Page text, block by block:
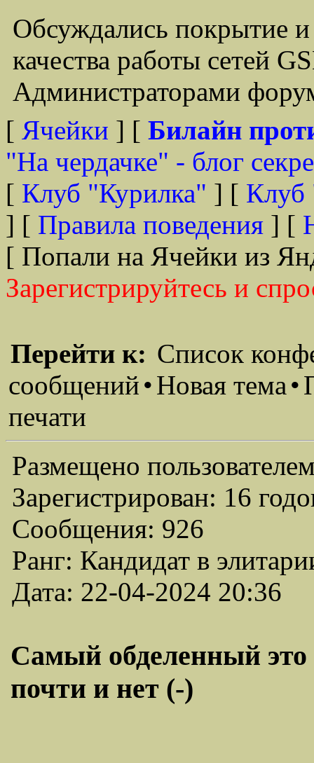
Обсуждались покрытие и
качества работы сетей
Администраторами
[ Ячейки ] [ Билайн
"На чердачке" - блог
[ Клуб "Курилка" ] [ Клуб
] [ Правила поведения ] [
[ Попали на Ячейки из
Зарегистрируйтесь и
Перейти к: Список
сообщений•Новая тема•
печати
Размещено
Зарегистрирован: 16
Сообщения: 926
Ранг: Кандидат в
Дата: 22-04-2024 20:36
Самый обделенный это
почти и нет (-)